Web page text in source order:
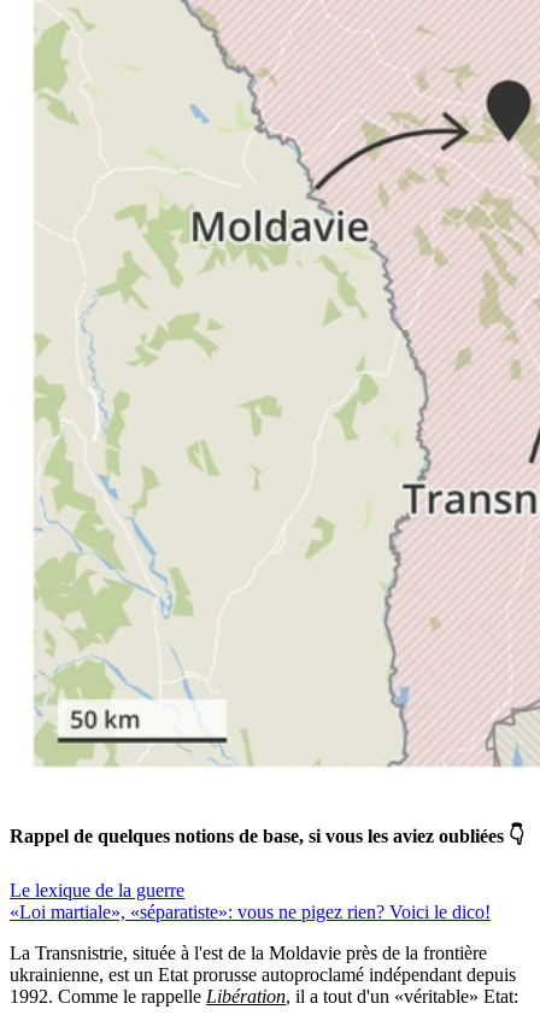
Rappel de quelques notions de base, si vous les aviez oubliées 👇
Le lexique de la guerre
«Loi martiale», «séparatiste»: vous ne pigez rien? Voici le dico!
La Transnistrie, située à l'est de la Moldavie près de la frontière
ukrainienne, est un Etat prorusse autoproclamé indépendant depuis
1992. Comme le rappelle Libération, il a tout d'un «véritable» Etat: